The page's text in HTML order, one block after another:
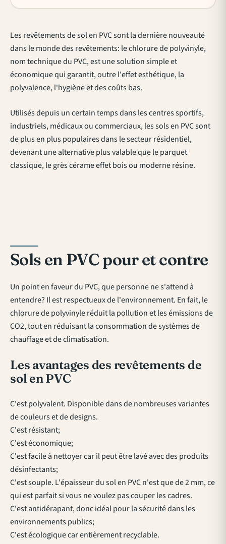
Les revêtements de sol en PVC sont la dernière nouveauté
dans le monde des revêtements: le chlorure de polyvinyle,
nom technique du PVC, est une solution simple et
économique qui garantit, outre l'effet esthétique, la
polyvalence, l'hygiène et des coûts bas.
Utilisés depuis un certain temps dans les centres sportifs,
industriels, médicaux ou commerciaux, les sols en PVC sont
de plus en plus populaires dans le secteur résidentiel,
devenant une alternative plus valable que le parquet
classique, le grès cérame effet bois ou moderne résine.
Sols en PVC pour et contre
Un point en faveur du PVC, que personne ne s'attend à
entendre? Il est respectueux de l'environnement. En fait, le
chlorure de polyvinyle réduit la pollution et les émissions de
CO2, tout en réduisant la consommation de systèmes de
chauffage et de climatisation.
Les avantages des revêtements de
sol en PVC
C'est polyvalent. Disponible dans de nombreuses variantes
de couleurs et de designs.
C'est résistant;
C'est économique;
C'est facile à nettoyer car il peut être lavé avec des produits
désinfectants;
C'est souple. L'épaisseur du sol en PVC n'est que de 2 mm, ce
qui est parfait si vous ne voulez pas couper les cadres.
C'est antidérapant, donc idéal pour la sécurité dans les
environnements publics;
C'est écologique car entièrement recyclable.